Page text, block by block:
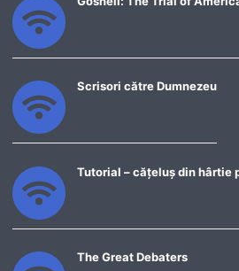
Scrisori către Dumnezeu
Tutorial – cățeluș din hârtie
The Great Debaters